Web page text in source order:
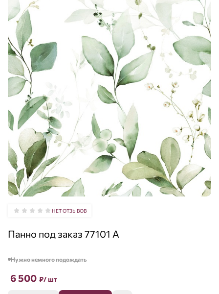
НЕТ ОТЗЫВОВ
Панно под заказ 77101 A
Нужно немного подождать
6 500 ₽/ шт